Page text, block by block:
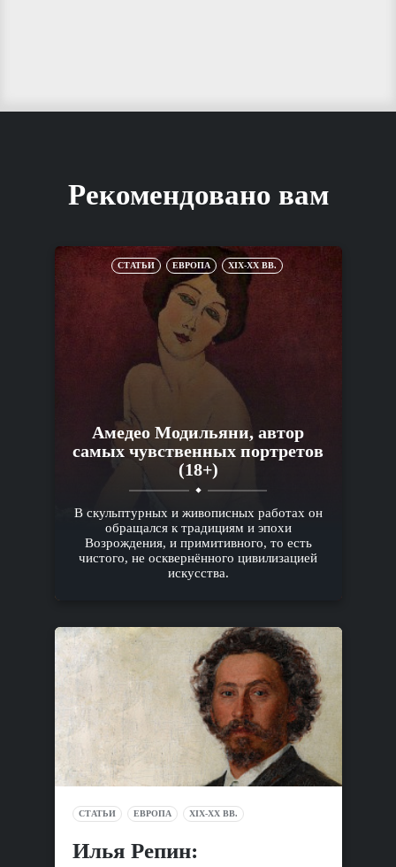
Рекомендовано вам
СТАТЬИ ЕВРОПА XIX-XX ВВ.
Амедео Модильяни, автор
самых чувственных портретов
(18+)
В скульптурных и живописных работах он
обращался к традициям и эпохи
Возрождения, и примитивного, то есть
чистого, не осквернённого цивилизацией
искусства.
СТАТЬИ ЕВРОПА XIX-XX ВВ.
Илья Репин: